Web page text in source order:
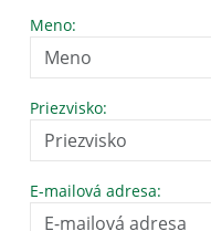
Meno:
Priezvisko:
E-mailová adresa: